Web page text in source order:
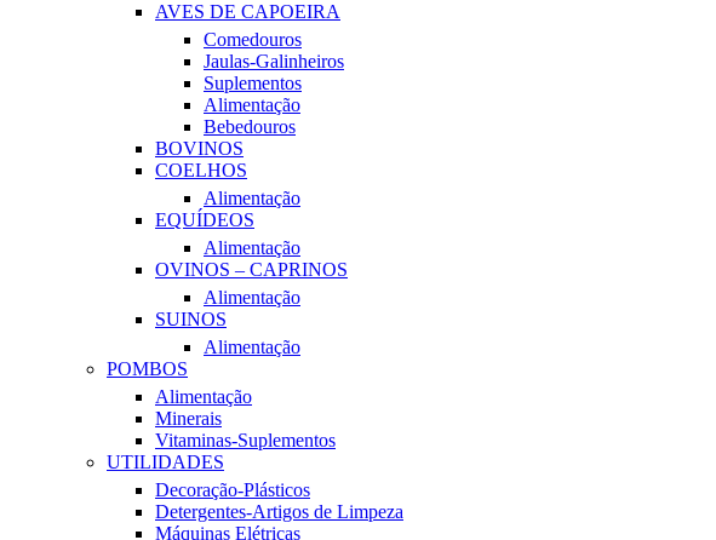
AVES DE CAPOEIRA
Comedouros
Jaulas-Galinheiros
Suplementos
Alimentação
Bebedouros
BOVINOS
COELHOS
Alimentação
EQUÍDEOS
Alimentação
OVINOS – CAPRINOS
Alimentação
SUINOS
Alimentação
POMBOS
Alimentação
Minerais
Vitaminas-Suplementos
UTILIDADES
Decoração-Plásticos
Detergentes-Artigos de Limpeza
Máquinas Elétricas